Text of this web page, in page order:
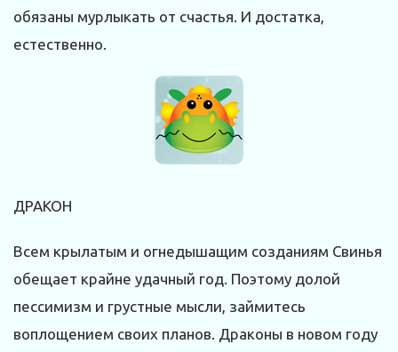
обязаны мурлыкать от счастья. И достатка,
естественно.
ДРАКОН
Всем крылатым и огнедышащим созданиям Свинья
обещает крайне удачный год. Поэтому долой
пессимизм и грустные мысли, займитесь
воплощением своих планов. Драконы в новом году